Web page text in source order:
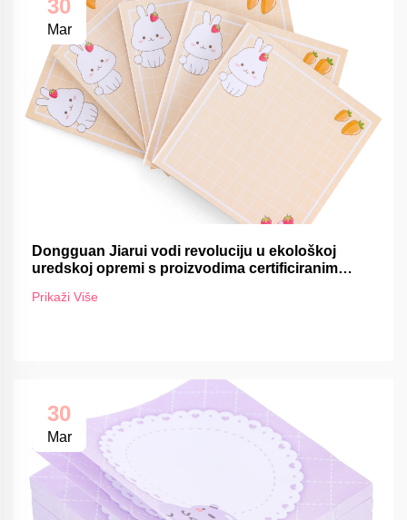
30
Mar
Dongguan Jiarui vodi revoluciju u ekološkoj
uredskoj opremi s proizvodima certificiranim
Prikaži Više
30
Mar